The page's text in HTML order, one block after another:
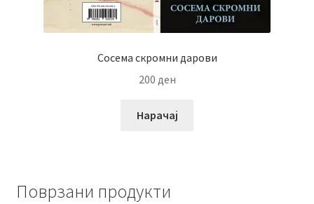
Сосема скромни дарови
200 ден
Нарачај
Поврзани продукти